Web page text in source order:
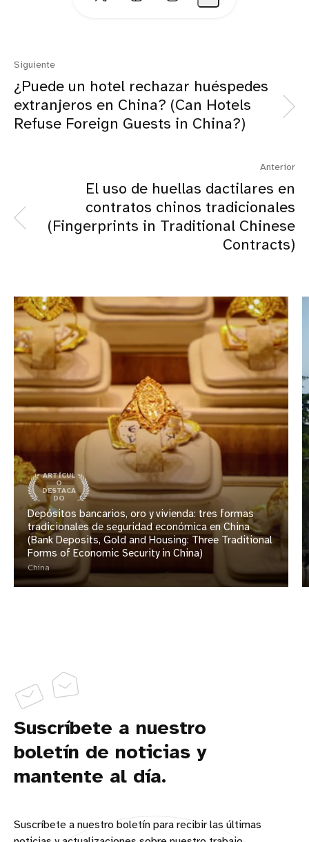
Siguiente
¿Puede un hotel rechazar huéspedes
extranjeros en China? (Can Hotels
Refuse Foreign Guests in China?)
Anterior
El uso de huellas dactilares en
contratos chinos tradicionales
(Fingerprints in Traditional Chinese
Contracts)
ARTÍCUL
O
DESTACA
DO
Depósitos bancarios, oro y vivienda: tres formas
tradicionales de seguridad económica en China
(Bank Deposits, Gold and Housing: Three Traditional
Forms of Economic Security in China)
China
Suscríbete a nuestro
boletín de noticias y
mantente al día.
Suscríbete a nuestro boletín para recibir las últimas